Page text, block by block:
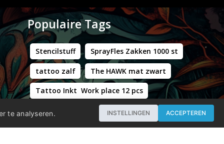
Populaire Tags
Stencilstuff SprayFles Zakken 1000 st
tattoo zalf The HAWK mat zwart
Tattoo Inkt Work place 12 pcs
Hustle Butter Deluxe Zakjes
Professional - Workstation Pro - Matt Black
te analyseren. INSTELLINGEN ACCEPTEREN